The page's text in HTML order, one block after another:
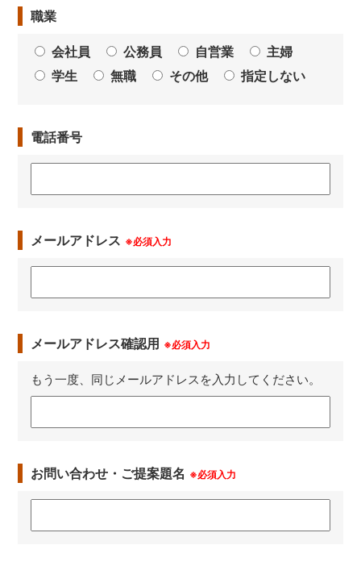
職業
会社員 公務員 自営業
主婦
学生
無職 その他 指定しない
電話番号
メールアドレス ※必須入力
メールアドレス確認用 ※必須入力
もう一度、同じメールアドレスを入力してください。
お問い合わせ・ご提案題名 ※必須入力